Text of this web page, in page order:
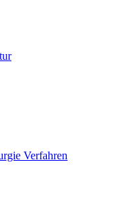
Verfahren